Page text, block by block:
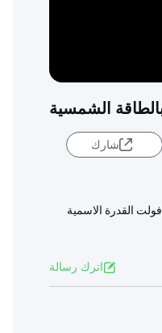
شارك
تخصيص حزمة بطارية ليثيوم 24V 7Ah LifePO4 لنظام إضاءة الشوارع بالطاقة الشمسية الخصائص الكهربائية الجهد الاسمي 25.6 فولت القدرة الاسمية
اترك رسالة